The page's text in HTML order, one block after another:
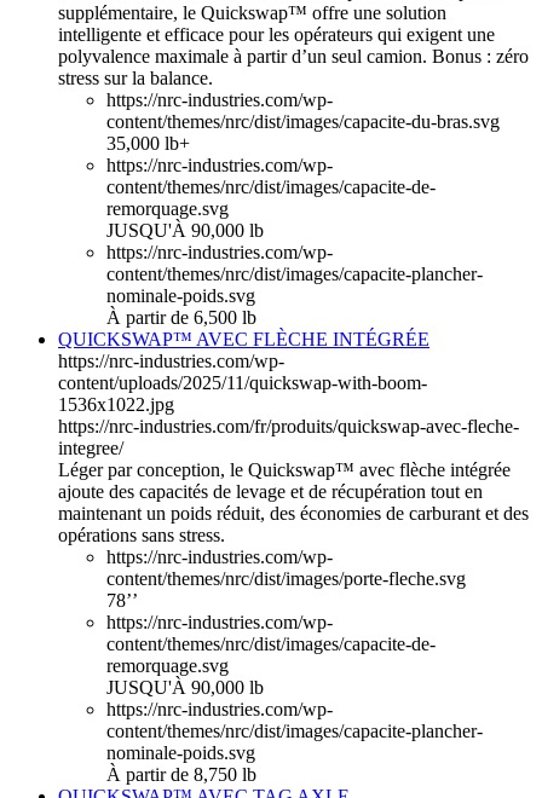
supplémentaire, le Quickswap™ offre une solution
intelligente et efficace pour les opérateurs qui exigent une
polyvalence maximale à partir d’un seul camion. Bonus : zéro
stress sur la balance.
https://nrc-industries.com/wp-
content/themes/nrc/dist/images/capacite-du-bras.svg
35,000 lb+
https://nrc-industries.com/wp-
content/themes/nrc/dist/images/capacite-de-
remorquage.svg
JUSQU'À 90,000 lb
https://nrc-industries.com/wp-
content/themes/nrc/dist/images/capacite-plancher-
nominale-poids.svg
À partir de 6,500 lb
QUICKSWAP™ AVEC FLÈCHE INTÉGRÉE
https://nrc-industries.com/wp-
content/uploads/2025/11/quickswap-with-boom-
1536x1022.jpg
https://nrc-industries.com/fr/produits/quickswap-avec-fleche-
integree/
Léger par conception, le Quickswap™ avec flèche intégrée
ajoute des capacités de levage et de récupération tout en
maintenant un poids réduit, des économies de carburant et des
opérations sans stress.
https://nrc-industries.com/wp-
content/themes/nrc/dist/images/porte-fleche.svg
78’’
https://nrc-industries.com/wp-
content/themes/nrc/dist/images/capacite-de-
remorquage.svg
JUSQU'À 90,000 lb
https://nrc-industries.com/wp-
content/themes/nrc/dist/images/capacite-plancher-
nominale-poids.svg
À partir de 8,750 lb